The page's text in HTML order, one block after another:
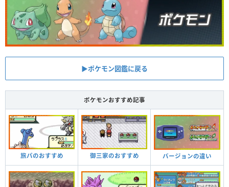
▶︎ポケモン図鑑に戻る
ポケモンおすすめ記事
旅パのおすすめ 御三家のおすすめ バージョンの違い